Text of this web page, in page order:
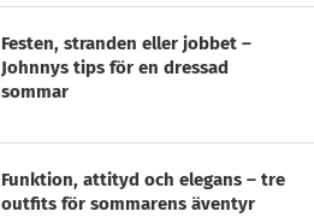
Festen, stranden eller jobbet –
Johnnys tips för en dressad
sommar
Funktion, attityd och elegans – tre
outfits för sommarens äventyr